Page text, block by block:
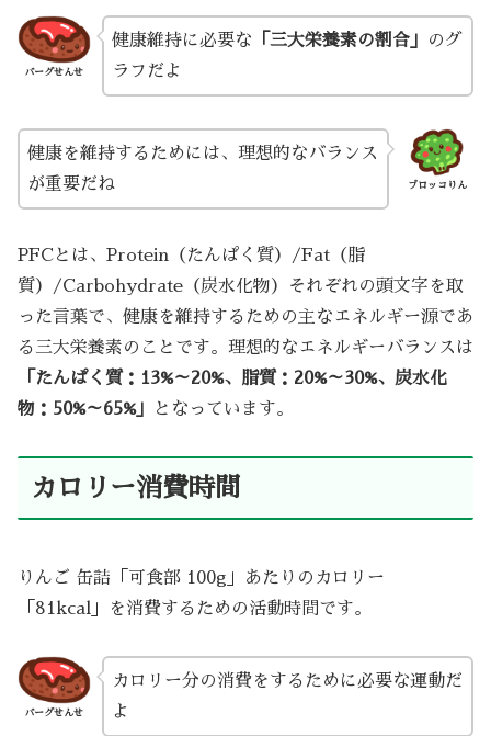
バーグせんせ
健康維持に必要な 「三大栄養素の割合」
のグ
ラフだよ
ブロッコりん
健康を維持するためには、理想的なバランス
が重要だね
PFCとは、Protein（たんぱく質）/Fat（脂
質）/Carbohydrate（炭水化物）それぞれの頭文字を取
った言葉で、健康を維持するための主なエネルギー源であ
る三大栄養素のことです。理想的なエネルギーバランスは
「たんぱく質：13%～20%、脂質：20%～30%、炭水化
物：50%～65%」
となっています。
カロリー消費時間
りんご 缶詰「可食部 100g」あたりのカロリー
「81kcal」を消費するための活動時間です。
バーグせんせ
カロリー分の消費をするために必要な運動だ
よ